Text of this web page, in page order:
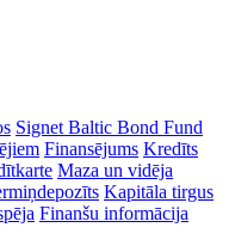
Signet Baltic Bond Fund
Finansējums Kredīts
Maza un vidēja
Kapitāla tirgus
Finanšu informācija